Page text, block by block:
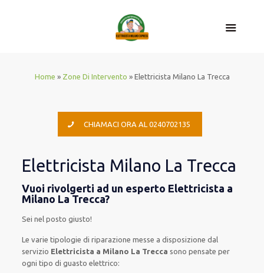
Home » Zone Di Intervento » Elettricista Milano La Trecca
CHIAMACI ORA AL 0240702135
Elettricista Milano La Trecca
Vuoi rivolgerti ad un esperto Elettricista a
Milano La Trecca?
Sei nel posto giusto!
Levarie tipologie diriparazione messe a disposizione dal
servizio Elettricista a Milano La Trecca sonopensate per
ogni tipo di guasto elettrico: